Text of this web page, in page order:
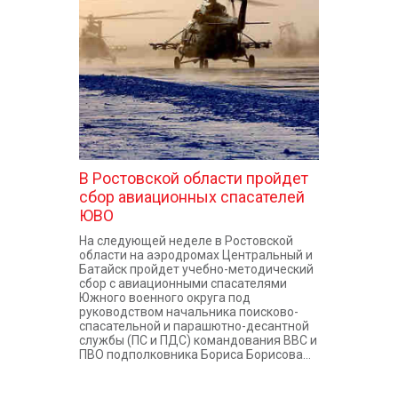
КОНТАКТЫ
В Ростовской области пройдет
сбор авиационных спасателей
ЮВО
На следующей неделе в Ростовской
области на аэродромах Центральный и
Батайск пройдет учебно-методический
сбор с авиационными спасателями
Южного военного округа под
руководством начальника поисково-
спасательной и парашютно-десантной
службы (ПС и ПДС) командования ВВС и
ПВО подполковника Бориса Борисова...